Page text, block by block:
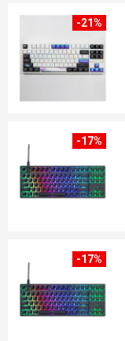
-21%
-17%
-17%